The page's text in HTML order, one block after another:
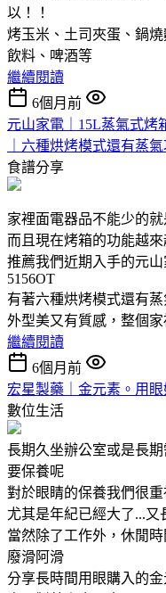
以！！
烤玉米、土司夾蛋、鍋
飲料、啤酒等
繼續閱讀
6個月前
元山家電｜15L蒸氣式烤
｜六種烘烤模式還有蒸
食譜分享
家裡面電器品不能少的就
而且現在烤箱的功能越
推薦我們近期入手的元
5156OT
有著六種烘烤模式還有
外型美又有質感，整個
繼續閱讀
6個月前
宏星製藥｜金元素。用
數位生活
長期久坐辦公室或是長
要保養呢
對於眼睛的保養我們很重
尤其是年紀已經大了...又
當然除了工作外，休閒
廢滑阿滑
分享長時間用眼購入的